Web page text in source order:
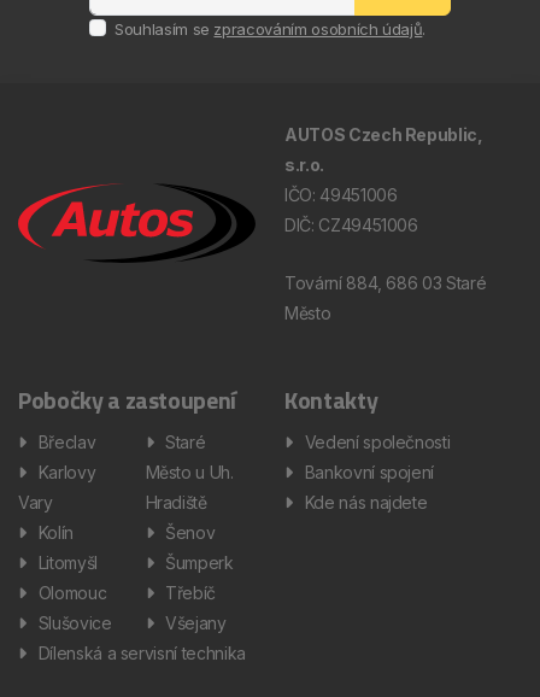
Souhlasím se zpracováním osobních údajů.
AUTOS Czech Republic,
s.r.o.
IČO: 49451006
DIČ: CZ49451006
Tovární 884, 686 03 Staré
Město
Pobočky a zastoupení
Břeclav
Karlovy
Vary
Kolín
Litomyšl
Olomouc
Slušovice
Staré
Město u Uh.
Hradiště
Šenov
Šumperk
Třebíč
Všejany
Dílenská a servisní technika
Kontakty
Vedení společnosti
Bankovní spojení
Kde nás najdete